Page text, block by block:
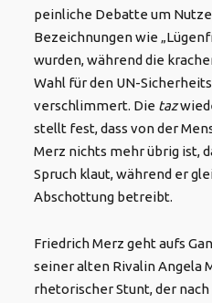
peinliche Debatte um
Bezeichnungen wie
wurden, während die
Wahl für den UN-
verschlimmert. Die taz
stellt fest, dass von der
Merz nichts mehr übrig ist,
Spruch klaut, während er
Abschottung betreibt.
Friedrich Merz geht aufs
seiner alten Rivalin Angela
rhetorischer Stunt, der